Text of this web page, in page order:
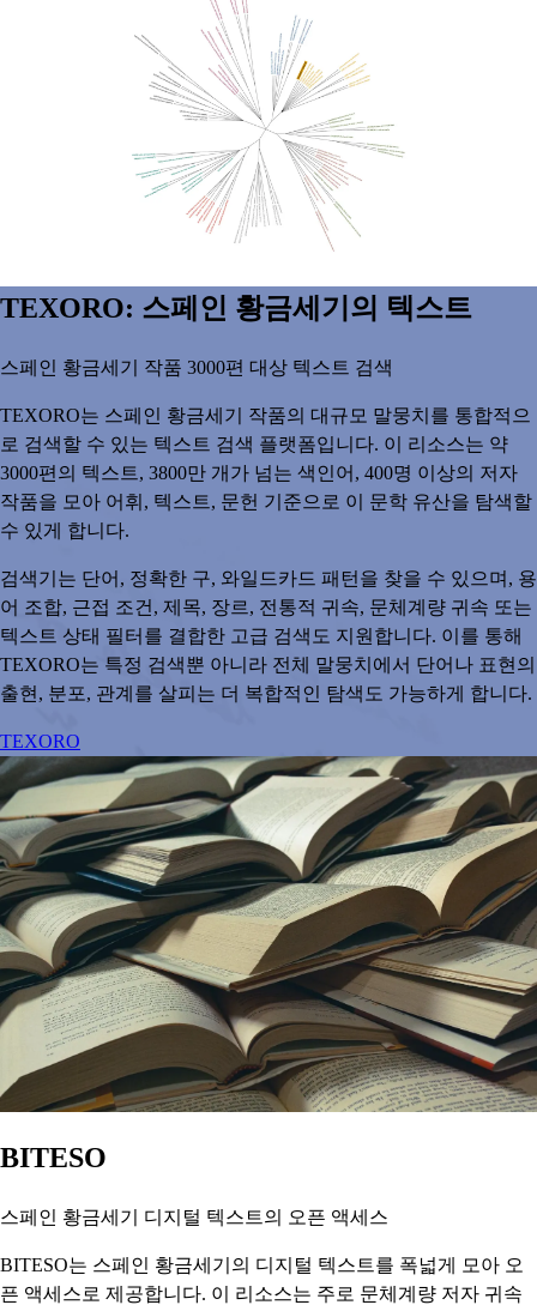
TEXORO: 스페인 황금세기의 텍스트
스페인 황금세기 작품 3000편 대상 텍스트 검색
TEXORO는 스페인 황금세기 작품의 대규모 말뭉치를 통합적으
로 검색할 수 있는 텍스트 검색 플랫폼입니다. 이 리소스는 약
3000편의 텍스트, 3800만 개가 넘는 색인어, 400명 이상의 저자
작품을 모아 어휘, 텍스트, 문헌 기준으로 이 문학 유산을 탐색할
수 있게 합니다.
검색기는 단어, 정확한 구, 와일드카드 패턴을 찾을 수 있으며, 용
어 조합, 근접 조건, 제목, 장르, 전통적 귀속, 문체계량 귀속 또는
텍스트 상태 필터를 결합한 고급 검색도 지원합니다. 이를 통해
TEXORO는 특정 검색뿐 아니라 전체 말뭉치에서 단어나 표현의
출현, 분포, 관계를 살피는 더 복합적인 탐색도 가능하게 합니다.
TEXORO
BITESO
스페인 황금세기 디지털 텍스트의 오픈 액세스
BITESO는 스페인 황금세기의 디지털 텍스트를 폭넓게 모아 오
픈 액세스로 제공합니다. 이 리소스는 주로 문체계량 저자 귀속